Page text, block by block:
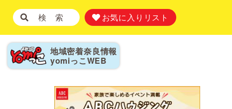
検 索 お気に入りリスト
地域密着奈良情報
yomiっこ WEB